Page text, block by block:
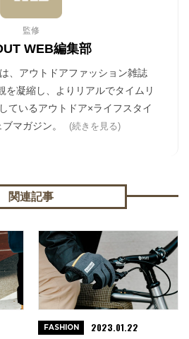
監修
WEB編集部
、アウトドアファッション雑誌
を凝縮し、よりリアルでタイムリ
ているアウトドア×ライフスタイ
マガジン。
(続きを見る)
関連記事
FASHION 2023.01.22